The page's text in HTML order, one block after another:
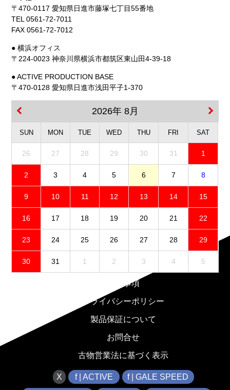
〒470-0117 愛知県日進市藤塚七丁目55番地
TEL 0561-72-7011
FAX 0561-72-7012
● 横浜オフィス
〒224-0023 神奈川県横浜市都筑区東山田4-39-18
● ACTIVE PRODUCTION BASE
〒470-0128 愛知県日進市浅田平子1-370
2026年 8月
SUN MON TUE WED THU FRI SAT
26 27 28 29 30 31 1
2 3 4 5 6 7 8
9 10 11 12 13 14 15
16 17 18 19 20 21 22
23 24 25 26 27 28 29
30 31 1 2 3 4 5
免責事項
プライバシーポリシー
製品保証について
お問合せ
古物営業法に基づく表示
X f | ACTIVE f | GALE SPEED